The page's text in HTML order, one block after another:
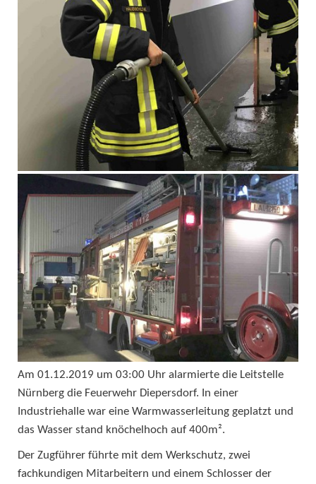
Am 01.12.2019 um 03:00 Uhr alarmierte die Leitstelle
Nürnberg die Feuerwehr Diepersdorf. In einer
Industriehalle war eine Warmwasserleitung geplatzt und
das Wasser stand knöchelhoch auf 400m².
Der Zugführer führte mit dem Werkschutz, zwei
fachkundigen Mitarbeitern und einem Schlosser der